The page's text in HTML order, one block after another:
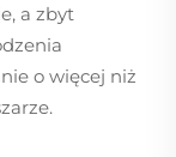
a zbyt
o więcej niż